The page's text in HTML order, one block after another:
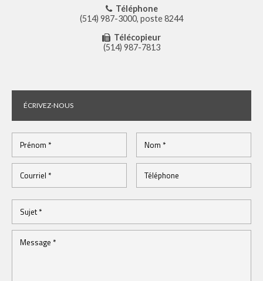
Téléphone
(514) 987-3000, poste 8244
Télécopieur
(514) 987-7813
ÉCRIVEZ-NOUS